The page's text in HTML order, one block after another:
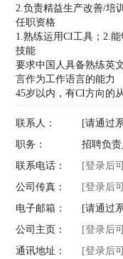
2.负责精益生产改善/培
任职资格
1.熟练运用CI工具；2.
技能
要求中国人具备熟练英
言作为工作语言的能力
45岁以内，有CI方向的
联系人：
[请通过
职务：
招聘负责
联系电话：
[登录后
公司传真：
[登录后
电子邮箱：
[请通过
公司主页：
[登录后
通讯地址：
[登录后